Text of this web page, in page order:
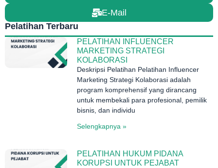
E-Mail
Pelatihan Terbaru
PELATIHAN INFLUENCER
MARKETING STRATEGI
KOLABORASI
Deskripsi Pelatihan Pelatihan Influencer
Marketing Strategi Kolaborasi adalah
program komprehensif yang dirancang
untuk membekali para profesional, pemilik
bisnis, dan individu
Selengkapnya »
PELATIHAN HUKUM PIDANA
KORUPSI UNTUK PEJABAT